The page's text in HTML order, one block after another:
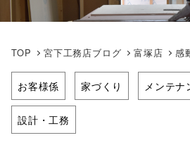
へ
移
TOP 宮下工務店ブログ 富塚店 感
お客様係 家づくり メンテナ
設計・工務